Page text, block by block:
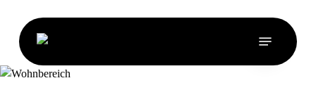
main
content